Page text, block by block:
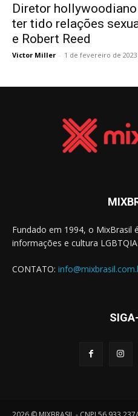
Diretor
ter tido relações
e Robert Reed
Victor Miller - 1 de fevereiro de 2023
Fundado em 1994, o MixBrasil
informações e cultura
CONTATO: